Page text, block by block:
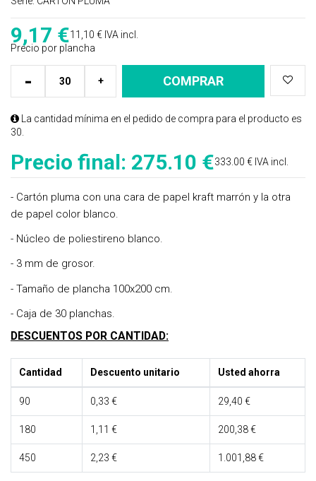
9,17 €11,10 € IVA incl.
Precio por plancha
+
- COMPRAR
La cantidad mínima en el pedido de compra para el producto es
30.
Precio final: 275.10 €333.00 € IVA incl.
- Cartón pluma con una cara de papel kraft marrón y la otra
de papel color blanco.
- Núcleo de poliestireno blanco.
- 3 mm de grosor.
- Tamaño de plancha 100x200 cm.
- Caja de 30 planchas.
DESCUENTOS POR CANTIDAD:
Cantidad Descuento unitario Usted ahorra
90 0,33 € 29,40 €
180 1,11 € 200,38 €
450 2,23 € 1.001,88 €